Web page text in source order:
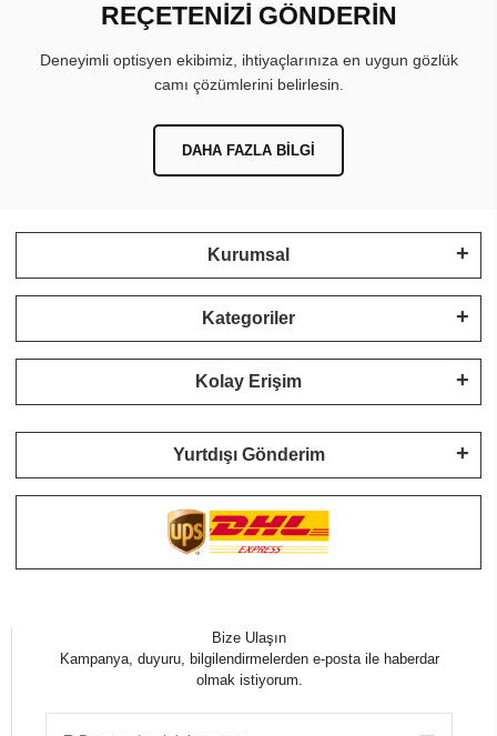
REÇETENİZİ GÖNDERİN
Deneyimli optisyen ekibimiz, ihtiyaçlarınıza en uygun gözlük
camı çözümlerini belirlesin.
DAHA FAZLA BILGI
Kurumsal
Kategoriler
Kolay Erişim
Yurtdışı Gönderim
Bize Ulaşın
Kampanya, duyuru, bilgilendirmelerden e-posta ile haberdar
olmak istiyorum.